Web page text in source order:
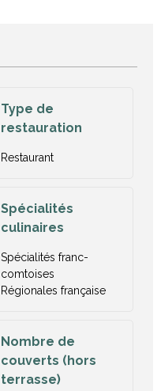
Type de
restauration
Restaurant
Spécialités
culinaires
Spécialités franc-
comtoises
Régionales française
Nombre de
couverts (hors
terrasse)